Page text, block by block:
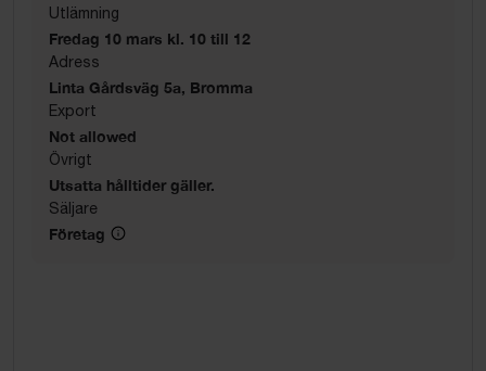
Utlämning
Fredag 10 mars kl. 10 till 12
Adress
Linta Gårdsväg 5a, Bromma
Export
Not allowed
Övrigt
Utsatta hålltider gäller.
Säljare
Företag